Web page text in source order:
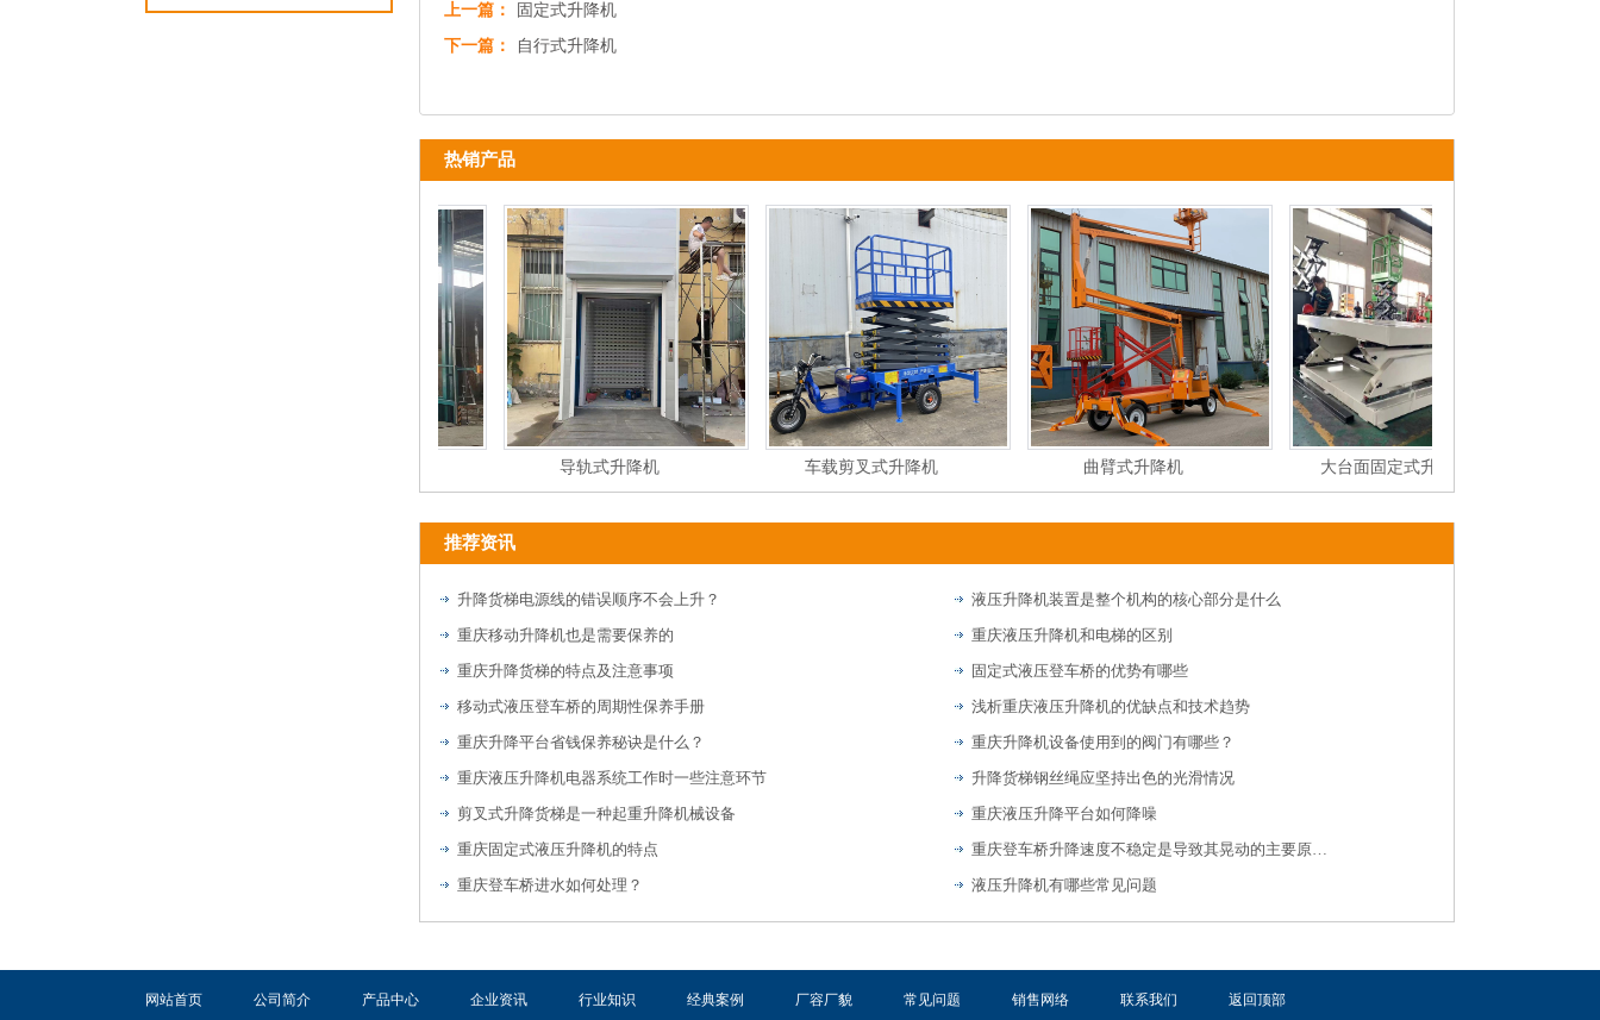
上一篇：
固定式升降机
下一篇：
自行式升降机
热销产品
导轨式升降机 车载剪叉式升降机 曲臂式升降机 大台面固定式升降机
推荐资讯
升降货梯电源线的错误顺序不会上升？
液压升降机装置是整个机构的核心部分是什么
重庆移动升降机也是需要保养的
重庆液压升降机和电梯的区别
重庆升降货梯的特点及注意事项
固定式液压登车桥的优势有哪些
移动式液压登车桥的周期性保养手册
浅析重庆液压升降机的优缺点和技术趋势
重庆升降平台省钱保养秘诀是什么？
重庆升降机设备使用到的阀门有哪些？
重庆液压升降机电器系统工作时一些注意环节
升降货梯钢丝绳应坚持出色的光滑情况
剪叉式升降货梯是一种起重升降机械设备
重庆液压升降平台如何降噪
重庆固定式液压升降机的特点
重庆登车桥升降速度不稳定是导致其晃动的主要原因是什么？
重庆登车桥进水如何处理？
液压升降机有哪些常见问题
网站首页 公司简介 产品中心 企业资讯 行业知识 经典案例 厂容厂貌 常见问题 销售网络 联系我们 返回顶部